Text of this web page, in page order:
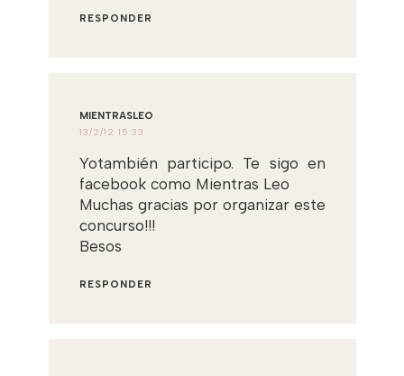
RESPONDER
MIENTRASLEO
13/2/12 15:33
Yotambién participo. Te sigo en
facebook como Mientras Leo
Muchas gracias por organizar este
concurso!!!
Besos
RESPONDER